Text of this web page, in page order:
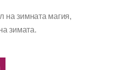
на зимната магия,
зимата.